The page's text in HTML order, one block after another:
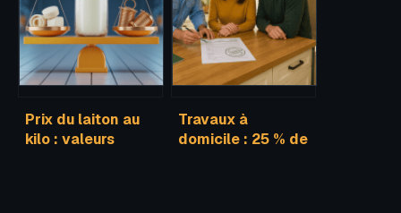
Prix du laiton au
kilo : valeurs
Travaux à
domicile : 25 % de